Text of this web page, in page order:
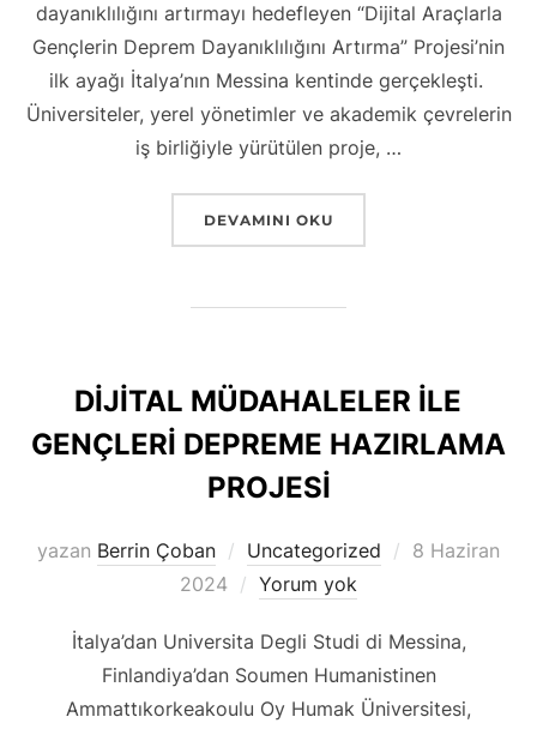
dayanıklılığını artırmayı hedefleyen “Dijital Araçlarla
Gençlerin Deprem Dayanıklılığını Artırma” Projesi’nin
ilk ayağı İtalya’nın Messina kentinde gerçekleşti.
Üniversiteler, yerel yönetimler ve akademik çevrelerin
iş birliğiyle yürütülen proje, …
““DIJITAL ARAÇLARLA GENÇLERIN
DEVAMINI OKU
DİJİTAL MÜDAHALELER İLE
GENÇLERİ DEPREME HAZIRLAMA
PROJESİ
yazan Berrin Çoban Uncategorized
Yayımlanma
8 Haziran
2024
Yorum yok
İtalya’dan Universita Degli Studi di Messina,
Finlandiya’dan Soumen Humanistinen
Ammattıkorkeakoulu Oy Humak Üniversitesi,